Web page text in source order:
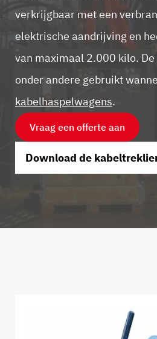
Contact
verkrijgbaar met een
elektrische aandrijving en
van maximaal 2.000 kilo.
onder andere gebruikt
kabelhaspelwagens.
Vraag een offerte aan
Download de